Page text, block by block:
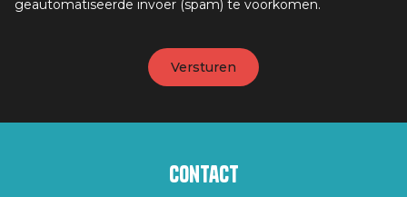
geautomatiseerde invoer (spam) te voorkomen.
Contact